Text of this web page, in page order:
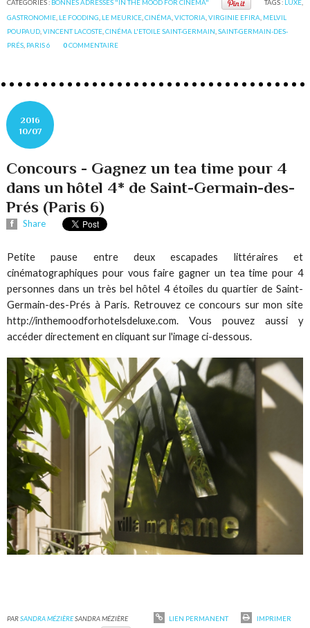
CATÉGORIES : BONNES ADRESSES "IN THE MOOD FOR CINEMA" TAGS : LUXE,
GASTRONOMIE LE FOODING LE MEURICE ,CINÉMA ,VICTORIA ,VIRGINIE EFIRA MELVIL
POUPAUD ,VINCENT LACOSTE ,CINÉMA L'ETOILE SAINT-GERMAIN ,SAINT-GERMAIN-DES-
PRÉS PARIS 6 0COMMENTAIRE
2016
10/07
Concours - Gagnez un tea time pour 4
dans un hôtel 4* de Saint-Germain-des-
Prés (Paris 6)
Share
Petite pause entre deux escapades littéraires et
cinématographiques pour vous faire gagner un tea time pour 4
personnes dans un très bel hôtel 4 étoiles du quartier de Saint-
Germain-des-Prés à Paris. Retrouvez ce concours sur mon site
http://inthemoodforhotelsdeluxe.com. Vous pouvez aussi y
accéder directement en cliquant sur l'image ci-dessous.
PARSANDRA MÉZIÈRESANDRA MÉZIÈRE LIEN PERMANENT
IMPRIMER